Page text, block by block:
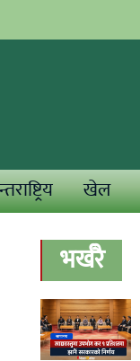
खेल
भर्खरै